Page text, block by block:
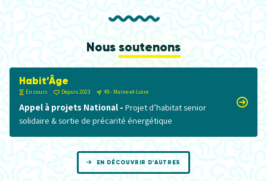
Noussoutenons
Habit’Âge
En cours Depuis 2023 49 - Maine-et-Loire
Appel à projets National - Projet d’habitat senior
solidaire & sortie de précarité énergétique
EN DÉCOUVRIR D'AUTRES